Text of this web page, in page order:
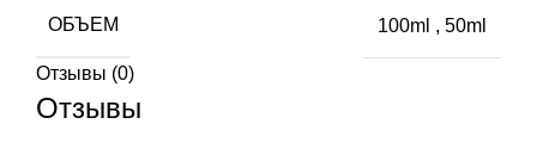
ОБЪЕМ 100ml , 50ml
Отзывы (0)
Отзывы